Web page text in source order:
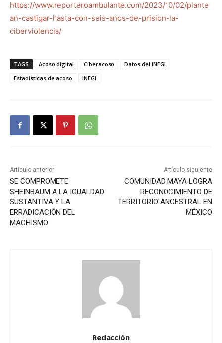
https://www.reporteroambulante.com/2023/10/02/plante
an-castigar-hasta-con-seis-anos-de-prision-la-
ciberviolencia/
TAGS Acoso digital Ciberacoso
Datos del INEGI
Estadísticas de acoso
INEGI
Artículo anterior
SE COMPROMETE
SHEINBAUM A LA IGUALDAD
SUSTANTIVA Y LA
ERRADICACIÓN DEL
MACHISMO
Artículo siguiente
COMUNIDAD MAYA LOGRA
RECONOCIMIENTO DE
TERRITORIO ANCESTRAL EN
MÉXICO
Redacción